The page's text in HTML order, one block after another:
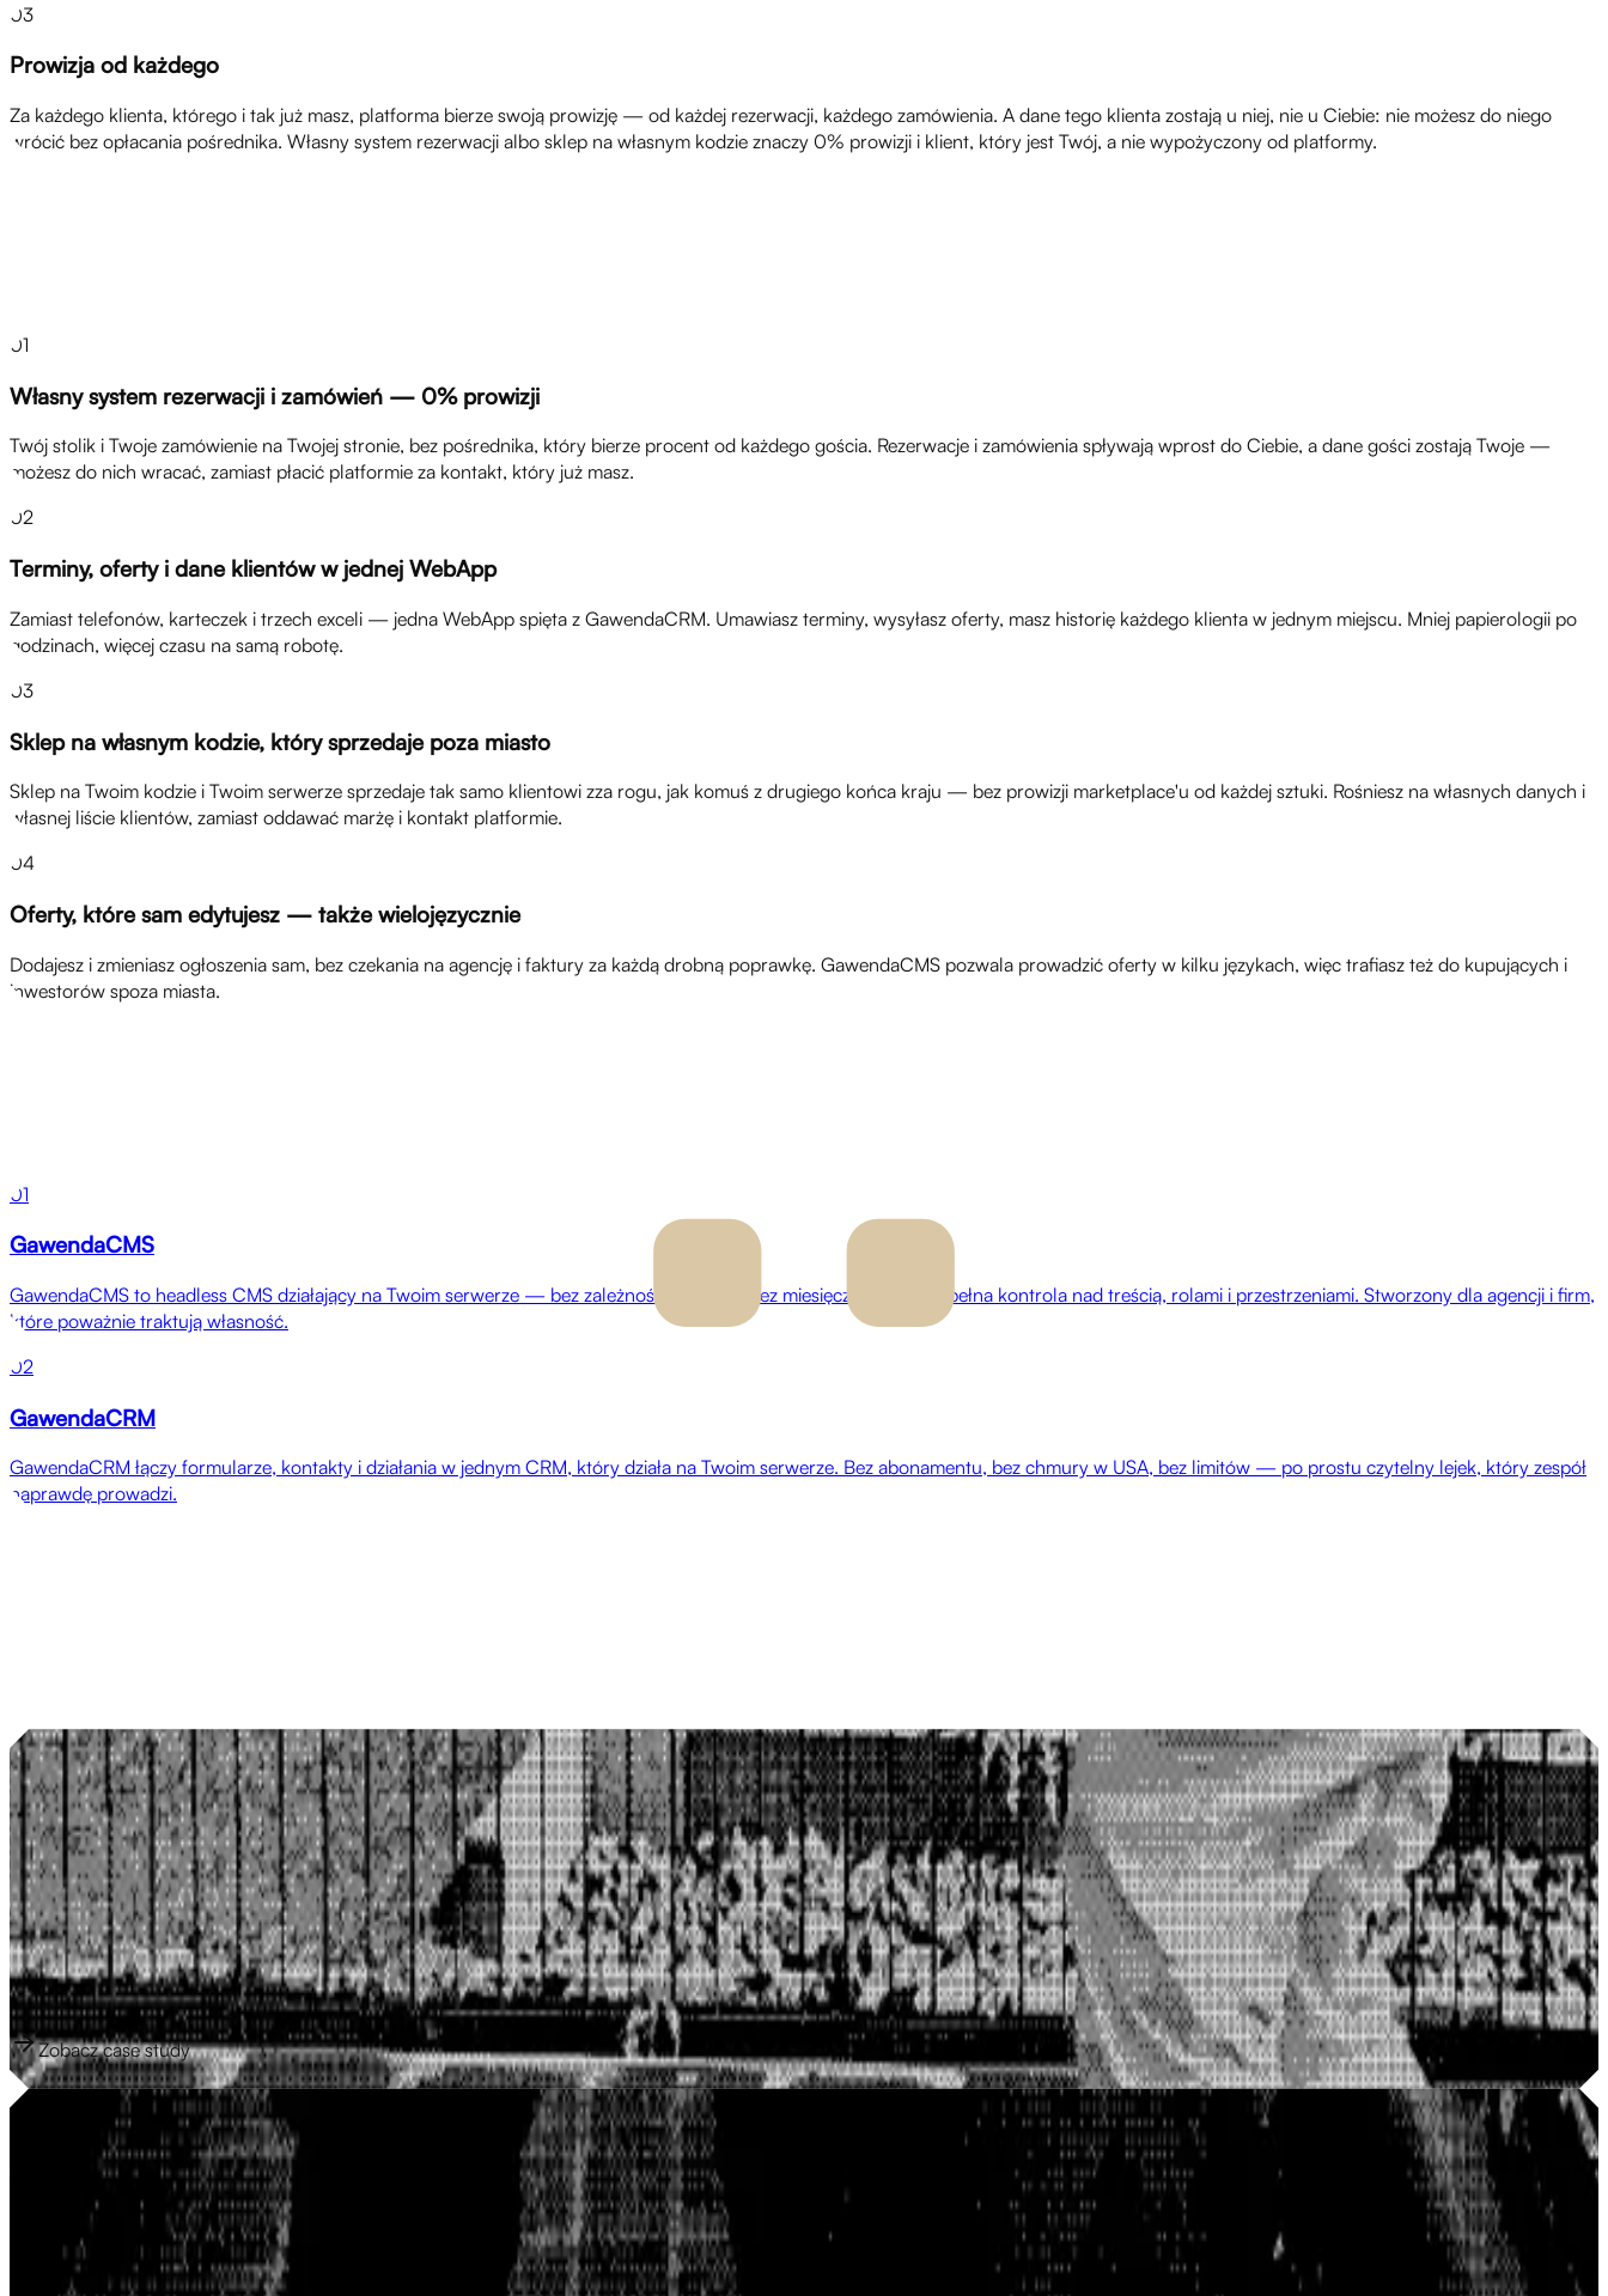
03
Prowizja od każdego
Za każdego klienta, którego i tak już masz, platforma bierze swoją prowizję — od każdej rezerwacji, każdego zamówienia. A dane tego klienta zostają u niej, nie u Ciebie: nie możesz do niego
wrócić bez opłacania pośrednika. Własny system rezerwacji albo sklep na własnym kodzie znaczy 0% prowizji i klient, który jest Twój, a nie wypożyczony od platformy.
01
Własny system rezerwacji i zamówień — 0% prowizji
Twój stolik i Twoje zamówienie na Twojej stronie, bez pośrednika, który bierze procent od każdego gościa. Rezerwacje i zamówienia spływają wprost do Ciebie, a dane gości zostają Twoje —
możesz do nich wracać, zamiast płacić platformie za kontakt, który już masz.
02
Terminy, oferty i dane klientów w jednej WebApp
Zamiast telefonów, karteczek i trzech exceli — jedna WebApp spięta z GawendaCRM. Umawiasz terminy, wysyłasz oferty, masz historię każdego klienta w jednym miejscu. Mniej papierologii po
godzinach, więcej czasu na samą robotę.
03
Sklep na własnym kodzie, który sprzedaje poza miasto
Sklep na Twoim kodzie i Twoim serwerze sprzedaje tak samo klientowi zza rogu, jak komuś z drugiego końca kraju — bez prowizji marketplace'u od każdej sztuki. Rośniesz na własnych danych i
własnej liście klientów, zamiast oddawać marżę i kontakt platformie.
04
Oferty, które sam edytujesz — także wielojęzycznie
Dodajesz i zmieniasz ogłoszenia sam, bez czekania na agencję i faktury za każdą drobną poprawkę. GawendaCMS pozwala prowadzić oferty w kilku językach, więc trafiasz też do kupujących i
inwestorów spoza miasta.
01
GawendaCMS
GawendaCMS to headless CMS działający na Twoim serwerze — bez zależności od SaaS, bez miesięcznych opłat, pełna kontrola nad treścią, rolami i przestrzeniami. Stworzony dla agencji i firm,
które poważnie traktują własność.
02
GawendaCRM
GawendaCRM łączy formularze, kontakty i działania w jednym CRM, który działa na Twoim serwerze. Bez abonamentu, bez chmury w USA, bez limitów — po prostu czytelny lejek, który zespół
naprawdę prowadzi.
Lepsze pozycje, więcej przychodów, mniej problemów, pełna kontrola.
Arda Media to agencja social media z Kolonii, która wspiera firmy w tworzeniu i realizacji strategii social media. Mimo silnej pracy operacyjnej dla swoich klientów, samej agencji brakowało
jakiejkolwiek profesjonalnej infrastruktury cyfrowej: brak strony internetowej, brak spójnej tożsamości marki, brak systemu zarządzania zapytaniami i brak możliwości znalezienia przez
wyszukiwarki. Gawenda Studio zbudowało Arda Media kompletną platformę cyfrową od zera — w tym indywidualnie kodowaną stronę, własny CMS, proces zapytań i strategię SEO opartą na
własnym contencie zamiast na nadziei.
20stronPodstrony SEO w 10 minut
9 186Wyświetlenia w Google
Zobacz case study
Zobacz case study
Jak Domanh SFX w 3 dni zyskał gotowe do produkcji portfolio online
Tom Domanh to artysta SFX dla produkcji jak HandOfBlood, RocketBeansTV i Olivia Jones — w sieci nie było jednak po tym śladu.
1 300/ dzień Wyświetlenia w Google